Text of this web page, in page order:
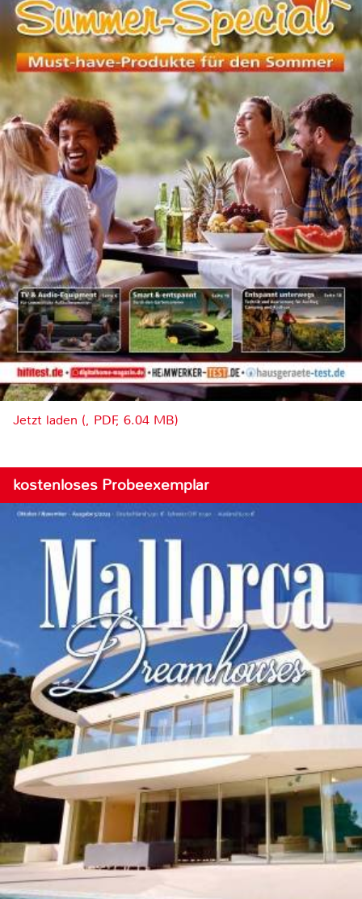
Jetzt laden (, PDF, 6.04 MB)
kostenloses Probeexemplar